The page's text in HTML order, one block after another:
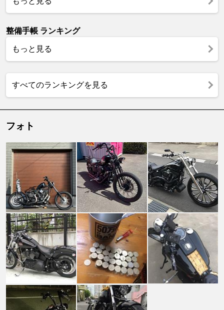
整備手帳 ランキング
もっと見る
すべてのランキングを見る
フォト